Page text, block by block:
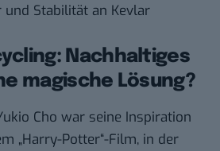
Stabilität an Kevlar
Nachhaltiges
magische Lösung?
Cho war seine Inspiration
„Harry-Potter“-Film, in der